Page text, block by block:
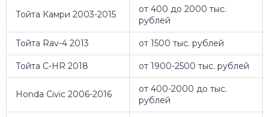
Тойта Камри 2003-2015
от 400 до 2000 тыс.
рублей
Тойта Rav-4 2013 от 1500 тыс. рублей
Тойта C-HR 2018 от 1900-2500 тыс. рублей
Honda Civic 2006-2016
от 400-2000 до тыс.
рублей